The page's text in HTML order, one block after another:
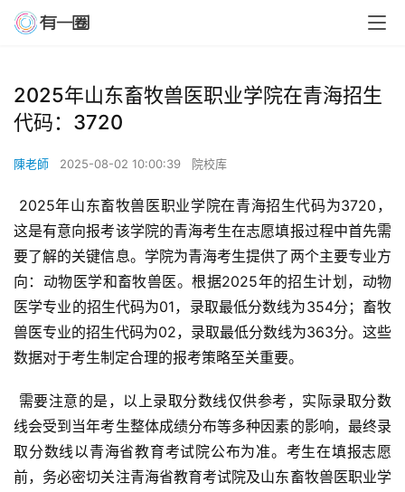
2025年山东畜牧兽医职业学院在青海招生
代码：3720
陳老師 2025-08-02 10:00:39 院校库
这是有意向报考该学院的青海考生在志愿填报过程中首先需
要了解的关键信息。学院为青海考生提供了两个主要专业方
向：动物医学和畜牧兽医。根据2025年的招生计划，动物
医学专业的招生代码为01，录取最低分数线为354分；畜牧
兽医专业的招生代码为02，录取最低分数线为363分。这些
数据对于考生制定合理的报考策略至关重要。
线会受到当年考生整体成绩分布等多种因素的影响，最终录
取分数线以青海省教育考试院公布为准。考生在填报志愿
前，务必密切关注青海省教育考试院及山东畜牧兽医职业学